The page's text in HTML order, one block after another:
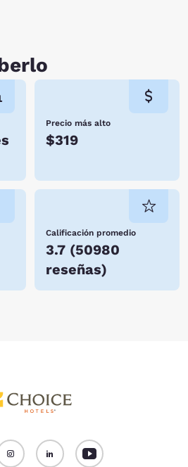
Precio más alto
$319
Calificación promedio
3.7 (50980
reseñas)